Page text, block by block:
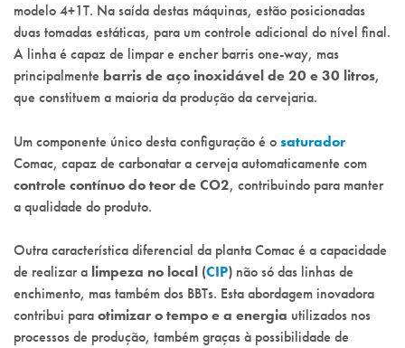
modelo 4+1T. Na saída destas máquinas, estão posicionadas
duas tomadas estáticas, para um controle adicional do nível final.
A linha é capaz de limpar e encher barris one-way, mas
principalmente barris de aço inoxidável de 20 e 30 litros,
que constituem a maioria da produção da cervejaria.
Um componente único desta configuração é osaturador
Comac, capaz de carbonatar a cerveja automaticamente com
controle contínuo do teor de CO2, contribuindo para manter
a qualidade do produto.
Outra característica diferencial da planta Comac é a capacidade
de realizar a limpeza no local (CIP) não só das linhas de
enchimento, mas também dos BBTs. Esta abordagem inovadora
contribui paraotimizar o tempo e a energia utilizados nos
processos de produção, também graças à possibilidade de